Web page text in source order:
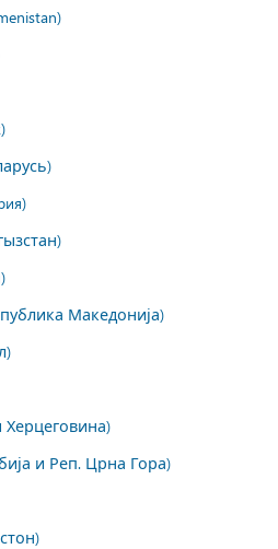
Македонија)
Херцеговина)
и Реп. Црна Гора)